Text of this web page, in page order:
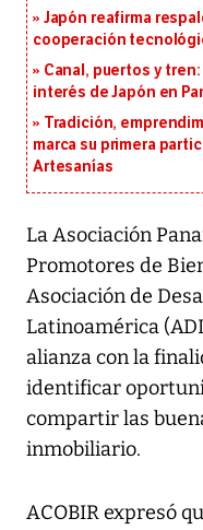
Japón reafirma
cooperación
Canal, puertos y
interés de Japón en
Tradición,
marca su primera
Artesanías
La Asociación
Promotores de
Asociación de
Latinoamérica
alianza con la
identificar
compartir las
inmobiliario.
ACOBIR expresó